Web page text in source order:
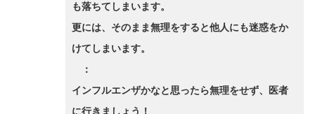
も落ちてしまいます。
更には、そのまま無理をすると他人にも迷惑をか
けてしまいます。
：
インフルエンザかなと思ったら無理をせず、医者
に行きましょう！